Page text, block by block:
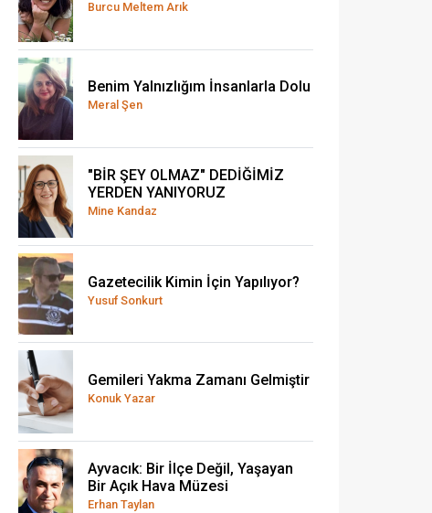
Burcu Meltem Arık
Benim Yalnızlığım İnsanlarla Dolu
Meral Şen
"BİR ŞEY OLMAZ" DEDİĞİMİZ
YERDEN YANIYORUZ
Mine Kandaz
Gazetecilik Kimin İçin Yapılıyor?
Yusuf Sonkurt
Gemileri Yakma Zamanı Gelmiştir
Konuk Yazar
Ayvacık: Bir İlçe Değil, Yaşayan
Bir Açık Hava Müzesi
Erhan Taylan